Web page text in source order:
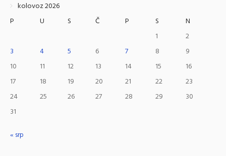
kolovoz 2026
P
U S Č P S
N
1
2
3
4 5 6 7 8
9
10
11 12 13 14 15
16
17
18 19 20 21 22
23
24
25 26 27 28 29
30
31
« srp